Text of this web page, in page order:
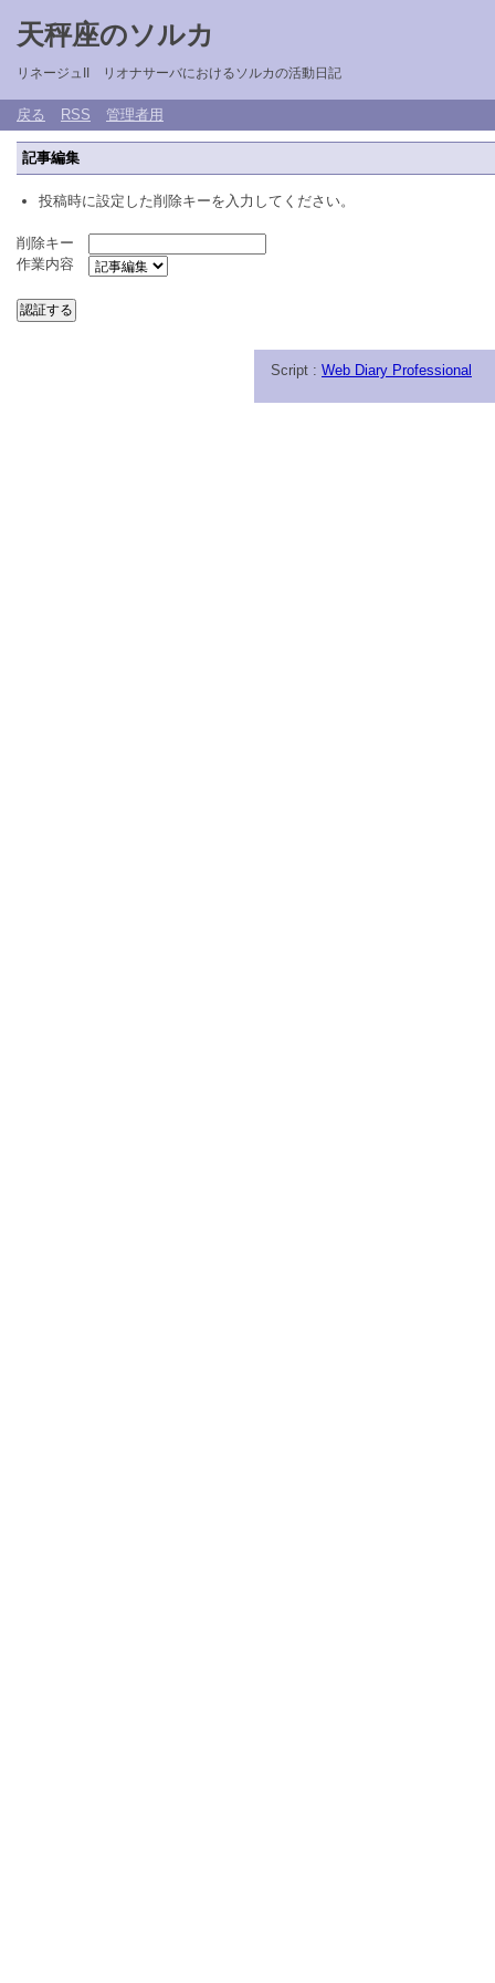
天秤座のソルカ
リネージュII リオナサーバにおけるソルカの活動日記
戻る RSS 管理者用
記事編集
投稿時に設定した削除キーを入力してください。
削除キー
作業内容
Script : Web Diary Professional